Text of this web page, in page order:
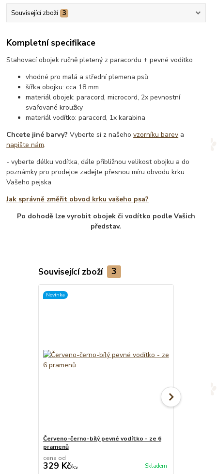
Související zboží 3
Kompletní specifikace
Stahovací obojek ručně pletený z paracordu + pevné vodítko
vhodné pro malá a střední plemena psů
šířka obojku: cca 18 mm
materiál obojek: paracord, microcord, 2x pevnostní
svařované kroužky
materiál vodítko: paracord, 1x karabina
Chcete jiné barvy? Vyberte si z našehovzorníku barev a
napište nám.
- vyberte délku vodítka, dále přibližnou velikost obojku a do
poznámky pro prodejce zadejte přesnou míru obvodu krku
Vašeho pejska
Jak správně změřit obvod krku vašeho psa?
Po dohodě lze vyrobit obojek či vodítko podle Vašich
představ.
Související zboží 3
Novinka
Červeno-černo-bílý pevné vodítko - ze 6
pramenů
cena od
329 Kč/ks Skladem